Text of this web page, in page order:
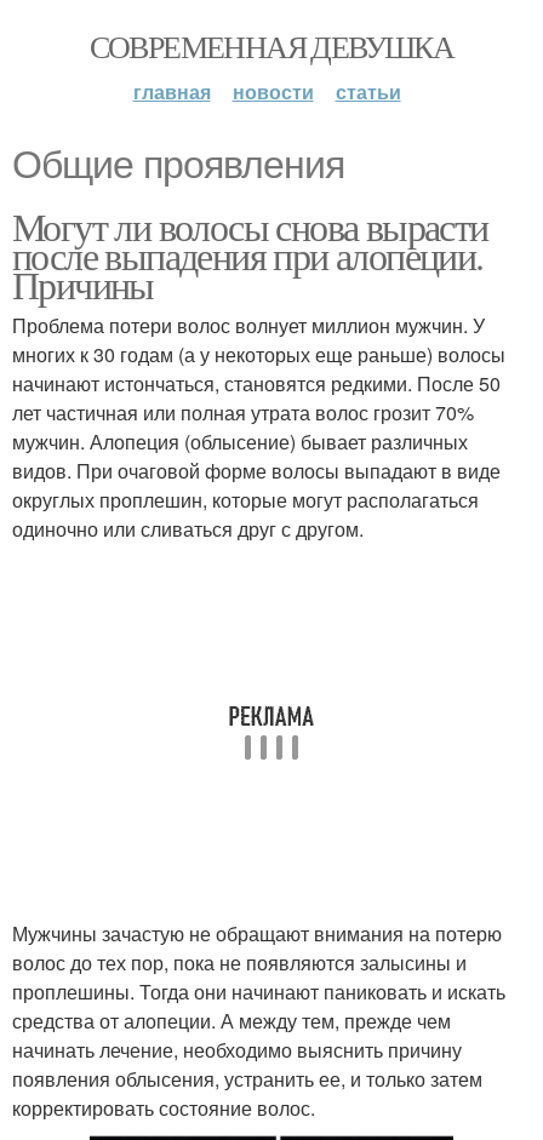
СОВРЕМЕННАЯ ДЕВУШКА
главная новости статьи
Общие проявления
Могут ли волосы снова вырасти
после выпадения при алопеции.
Причины
Проблема потери волос волнует миллион мужчин. У
многих к 30 годам (а у некоторых еще раньше) волосы
начинают истончаться, становятся редкими. После 50
лет частичная или полная утрата волос грозит 70%
мужчин. Алопеция (облысение) бывает различных
видов. При очаговой форме волосы выпадают в виде
округлых проплешин, которые могут располагаться
одиночно или сливаться друг с другом.
Мужчины зачастую не обращают внимания на потерю
волос до тех пор, пока не появляются залысины и
проплешины. Тогда они начинают паниковать и искать
средства от алопеции. А между тем, прежде чем
начинать лечение, необходимо выяснить причину
появления облысения, устранить ее, и только затем
корректировать состояние волос.